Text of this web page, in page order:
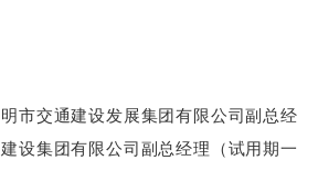
交通建设发展集团有限公司副总经
设集团有限公司副总经理（试用期一